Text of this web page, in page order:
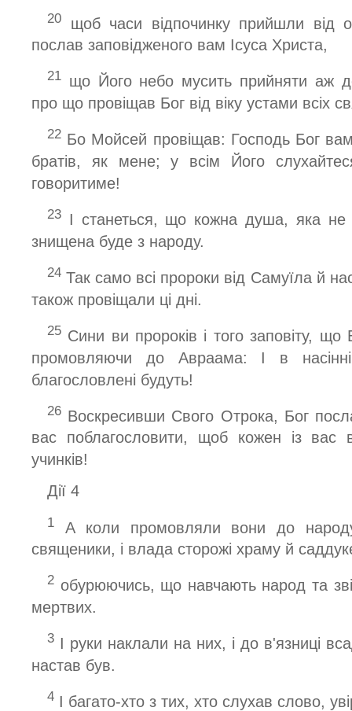
20 щоб часи відпочинку прийшли від
послав заповідженого вам Ісуса Христа,
21 що Його небо мусить прийняти аж
про що провіщав Бог від віку устами всіх
22 Бо Мойсей провіщав: Господь Бог
братів, як мене; у всім Його
говоритиме!
23 І станеться, що кожна душа, яка не
знищена буде з народу.
24 Так само всі пророки від Самуїла й
також провіщали ці дні.
25 Сини ви пророків і того заповіту,
промовляючи до Авраама: І в
благословлені будуть!
26 Воскресивши Свого Отрока, Бог
вас поблагословити, щоб кожен із вас
учинків!
Дiї 4
1 А коли промовляли вони до
священики, і влада сторожі храму й
2 обурюючись, що навчають народ та
мертвих.
3 І руки наклали на них, і до в'язниці
настав був.
4 І багато-хто з тих, хто слухав слово,